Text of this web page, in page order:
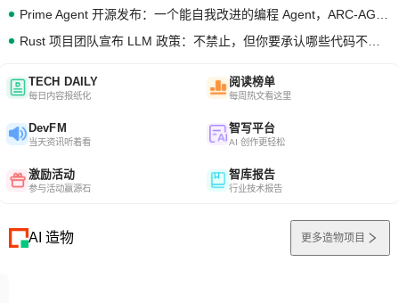
TECH DAILY
每日内容报纸化
阅读榜单
每周热文看这里
DevFM
当天资讯听着看
智写平台
AI 创作更轻松
激励活动
参与活动赢源石
智库报告
行业技术报告
AI 造物 更多造物项目